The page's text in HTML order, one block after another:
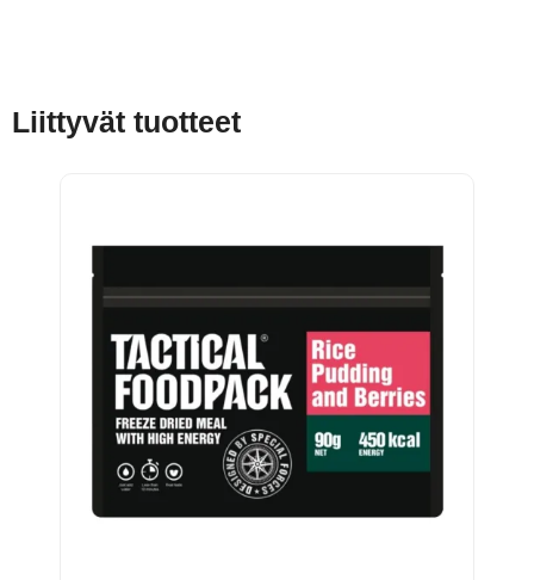
Liittyvät tuotteet